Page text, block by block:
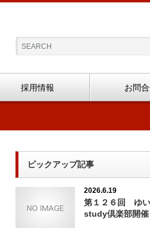
採用情報 お問
ピックアップ記事
2026.6.19
第１２６回 ゆい
study倶楽部開催